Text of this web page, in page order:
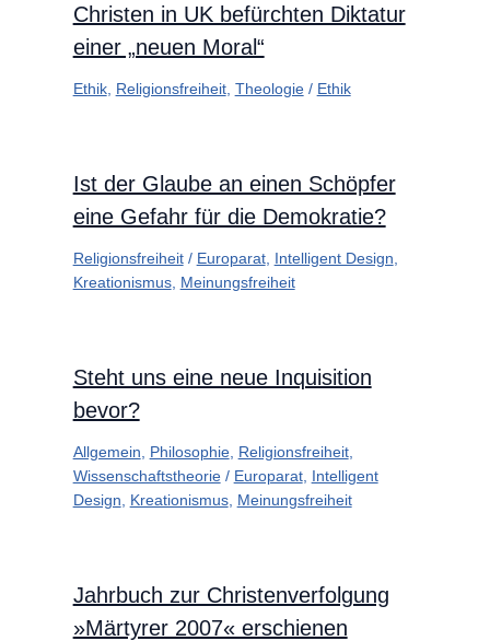
Christen in UK befürchten Diktatur
einer „neuen Moral“
Ethik, Religionsfreiheit, Theologie/ Ethik
Ist der Glaube an einen Schöpfer
eine Gefahr für die Demokratie?
Religionsfreiheit/ Europarat, Intelligent Design
Kreationismus, Meinungsfreiheit
Steht uns eine neue Inquisition
bevor?
Allgemein Philosophie, Religionsfreiheit,
Wissenschaftstheorie/ Europarat, Intelligent
Design
Kreationismus, Meinungsfreiheit
Jahrbuch zur Christenverfolgung
»Märtyrer 2007« erschienen